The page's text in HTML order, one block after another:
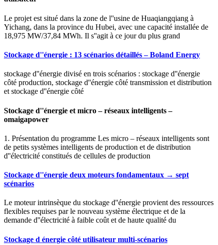
Le projet est situé dans la zone de l''usine de Huaqiangqiang à
Yichang, dans la province du Hubei, avec une capacité installée de
18,975 MW/37,84 MWh. Il s''agit à ce jour du plus grand
Stockage d''énergie : 13 scénarios détaillés – Boland Energy
stockage d''énergie divisé en trois scénarios : stockage d''énergie
côté production, stockage d''énergie côté transmission et distribution
et stockage d''énergie côté
Stockage d''énergie et micro – réseaux intelligents –
omaigapower
1. Présentation du programme Les micro – réseaux intelligents sont
de petits systèmes intelligents de production et de distribution
d''électricité constitués de cellules de production
Stockage d''énergie deux moteurs fondamentaux → sept
scénarios
Le moteur intrinsèque du stockage d''énergie provient des ressources
flexibles requises par le nouveau système électrique et de la
demande d''électricité à faible coût et de haute qualité du
Stockage d énergie côté utilisateur multi-scénarios